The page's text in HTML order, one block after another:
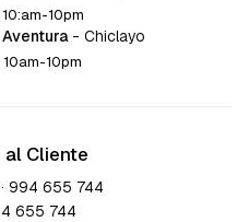
10pm
- Chiclayo
10pm
Cliente
994 655 744
655 744